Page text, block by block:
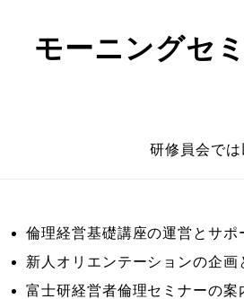
モーニングセミ
研修員会で
倫理経営基礎講座の運営とサポ
新人オリエンテーションの企画
富士研経営者倫理セミナーの案